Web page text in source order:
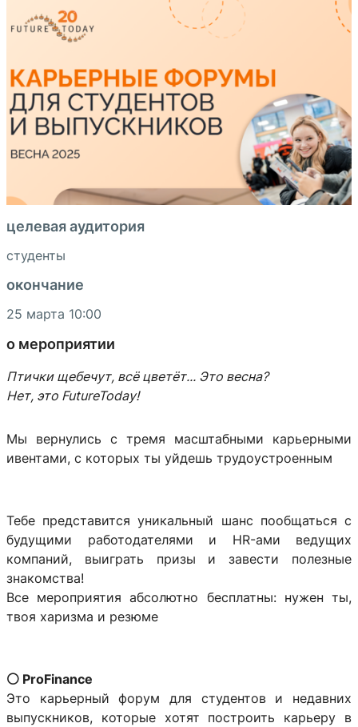
целевая аудитория
студенты
окончание
25 марта 10:00
о мероприятии
Птички щебечут, всё цветёт... Это весна?
Нет, это FutureToday!
Мы вернулись с тремя масштабными карьерными
ивентами, с которых ты уйдешь трудоустроенным
Тебе представится уникальный шанс пообщаться с
будущими работодателями и HR-ами ведущих
компаний, выиграть призы и завести полезные
знакомства!
Все мероприятия абсолютно бесплатны: нужен ты,
твоя харизма и резюме
⚪️ ProFinance
Это карьерный форум для студентов и недавних
выпускников, которые хотят построить карьеру в